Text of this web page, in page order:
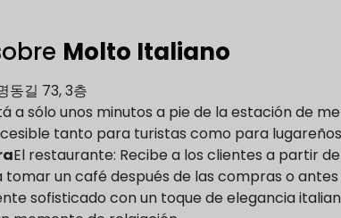
Molto Italiano
동길 73, 3층
a sólo unos minutos a pie de la estación de
tanto para turistas como para
El restaurante: Recibe a los clientes a partir
tomar un café después de las compras o
sofisticado con un toque de elegancia